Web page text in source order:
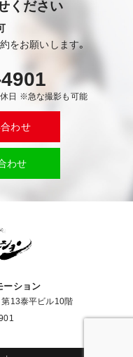
ください
をお願いします。
休日 ※急な撮影も可能
わせ
わせ
ーション
13泰平ビル10階